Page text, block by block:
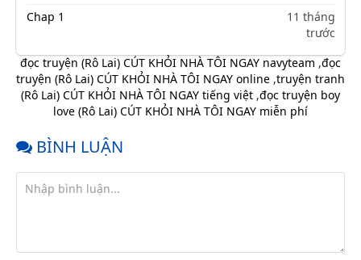
Chap 1
11 tháng
trước
đọc truyện (Rô Lai) CÚT KHỎI NHÀ TÔI NGAY navyteam ,đọc
truyện (Rô Lai) CÚT KHỎI NHÀ TÔI NGAY online ,truyện tranh
(Rô Lai) CÚT KHỎI NHÀ TÔI NGAY tiếng việt ,đọc truyện boy
love (Rô Lai) CÚT KHỎI NHÀ TÔI NGAY miễn phí
BÌNH LUẬN